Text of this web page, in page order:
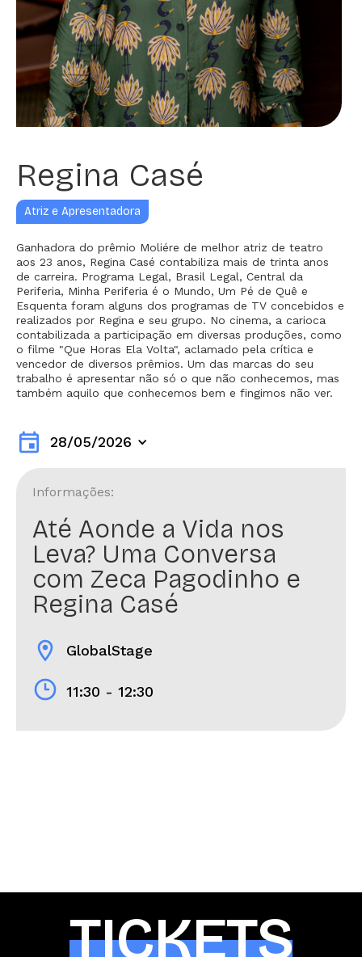
Regina Casé
Atriz e Apresentadora
Ganhadora do prêmio Moliére de melhor atriz de teatro
aos 23 anos, Regina Casé contabiliza mais de trinta anos
de carreira. Programa Legal, Brasil Legal, Central da
Periferia, Minha Periferia é o Mundo, Um Pé de Quê e
Esquenta foram alguns dos programas de TV concebidos e
realizados por Regina e seu grupo. No cinema, a carioca
contabilizada a participação em diversas produções, como
o filme "Que Horas Ela Volta", aclamado pela crítica e
vencedor de diversos prêmios. Um das marcas do seu
trabalho é apresentar não só o que não conhecemos, mas
também aquilo que conhecemos bem e fingimos não ver.
event 28/05/2026
Informações:
Até Aonde a Vida nos
Leva? Uma Conversa
com Zeca Pagodinho e
Regina Casé
location_on GlobalStage
11:30 - 12:30
TICKETS